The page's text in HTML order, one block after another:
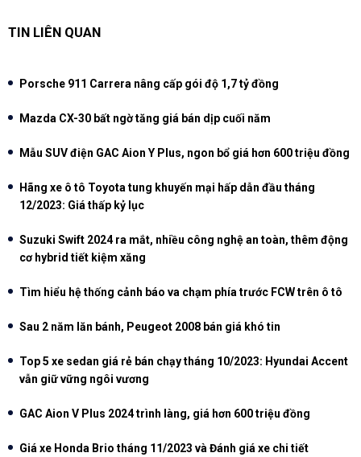
TIN LIÊN QUAN
Porsche 911 Carrera nâng cấp gói độ 1,7 tỷ đồng
Mazda CX-30 bất ngờ tăng giá bán dịp cuối năm
Mẫu SUV điện GAC Aion Y Plus, ngon bổ giá hơn 600 triệu đồng
Hãng xe ô tô Toyota tung khuyến mại hấp dẫn đầu tháng
12/2023: Giá thấp kỷ lục
Suzuki Swift 2024 ra mắt, nhiều công nghệ an toàn, thêm động
cơ hybrid tiết kiệm xăng
Tìm hiểu hệ thống cảnh báo va chạm phía trước FCW trên ô tô
Sau 2 năm lăn bánh, Peugeot 2008 bán giá khó tin
Top 5 xe sedan giá rẻ bán chạy tháng 10/2023: Hyundai Accent
vẫn giữ vững ngôi vương
GAC Aion V Plus 2024 trình làng, giá hơn 600 triệu đồng
Giá xe Honda Brio tháng 11/2023 và Đánh giá xe chi tiết